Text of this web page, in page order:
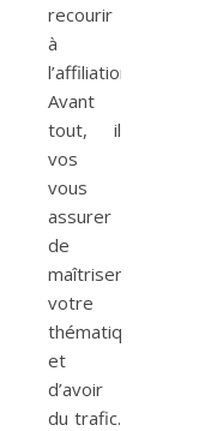
recourir
à
l’affiliation.
Avant
tout, il
vos
vous
assurer
de
maîtriser
votre
thématique
et
d’avoir
du trafic.